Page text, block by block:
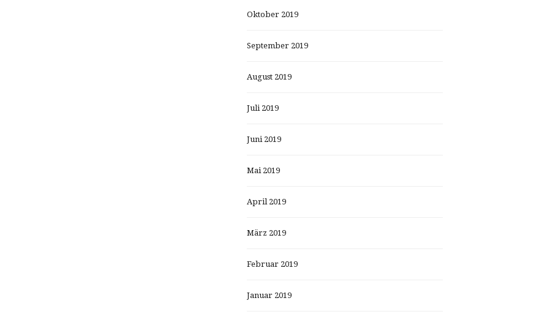
Oktober 2019
September 2019
August 2019
Juli 2019
Juni 2019
Mai 2019
April 2019
März 2019
Februar 2019
Januar 2019